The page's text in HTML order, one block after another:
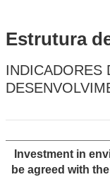
Estrutura
INDICADORES
Investment in
be agreed with